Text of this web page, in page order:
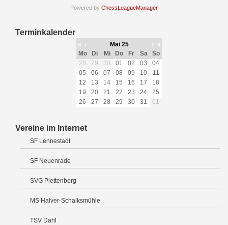
Powered by ChessLeagueManager
Terminkalender
« ‹ Mai 25 ›
»
Mo
Di Mi Do Fr Sa
So
28
29 30 01 02 03
04
05
06 07 08 09 10
11
12
13 14 15 16 17
18
19
20 21 22 23 24
25
26
27 28 29 30 31 01
Vereine im Internet
SF Lennestadt
SF Neuenrade
SVG Plettenberg
MS Halver-Schalksmühle
TSV Dahl